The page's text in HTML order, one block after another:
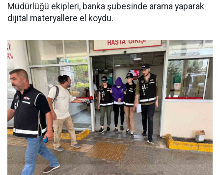
Müdürlüğü ekipleri, banka şubesinde arama yaparak
dijital materyallere el koydu.